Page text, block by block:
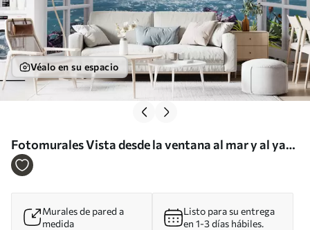
Véalo en su espacio
Fotomurales Vista desde la ventana al mar y al yate
Nr. u54608
Murales de pared a
medida
Listo para su entrega
en 1-3 días hábiles.